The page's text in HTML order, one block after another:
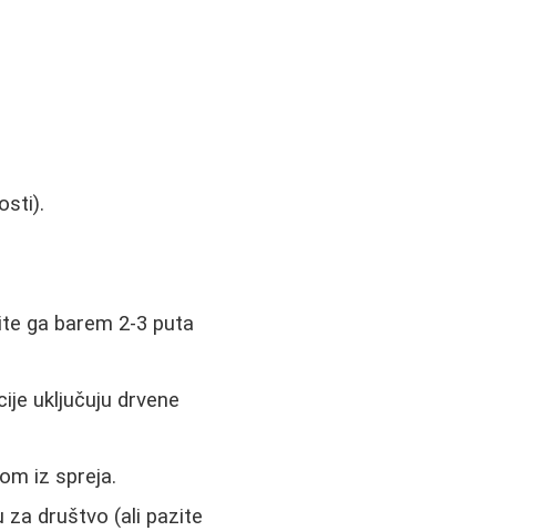
ga barem 2-3 puta
uključuju drvene
iz spreja.
za društvo (ali pazite